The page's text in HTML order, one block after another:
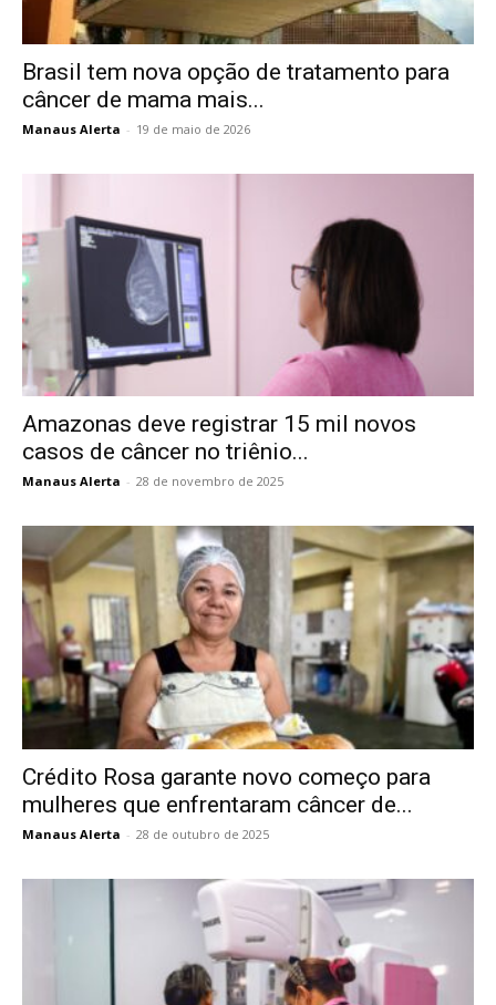
Brasil tem nova opção de tratamento para
câncer de mama mais...
Manaus Alerta - 19 de maio de 2026
Amazonas deve registrar 15 mil novos
casos de câncer no triênio...
Manaus Alerta - 28 de novembro de 2025
Crédito Rosa garante novo começo para
mulheres que enfrentaram câncer de...
Manaus Alerta - 28 de outubro de 2025